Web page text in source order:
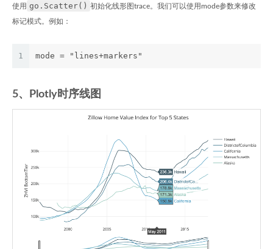
使用 go.Scatter() 初始化线形图trace。我们可以使用mode参数来修改
标记模式。例如：
1 mode = "lines+markers"
5、Plotly时序线图